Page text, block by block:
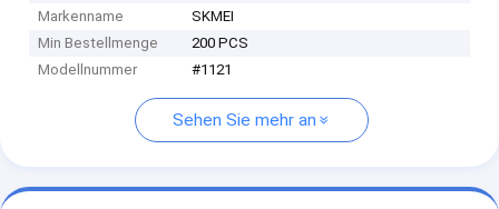
Markenname
SKMEI
Min Bestellmenge
200 PCS
Modellnummer
#1121
Sehen Sie mehr an